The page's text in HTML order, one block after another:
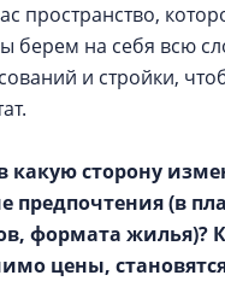
пространство,
берем на себя всю
и стройки,
какую сторону
предпочтения (в
формата жилья)?
цены,